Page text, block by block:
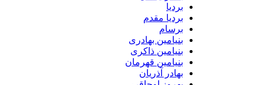
بردیا
بردیا مقدم
برسام
بنیامین بهادری
بنیامین ذاکری
بنیامین قهرمان
بهادر آذریان